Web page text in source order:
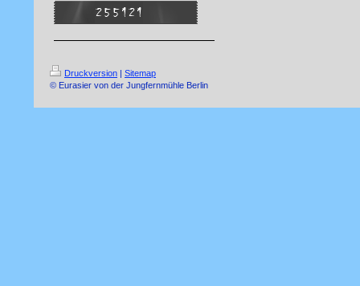
Druckversion | Sitemap
© Eurasier von der Jungfernmühle Berlin